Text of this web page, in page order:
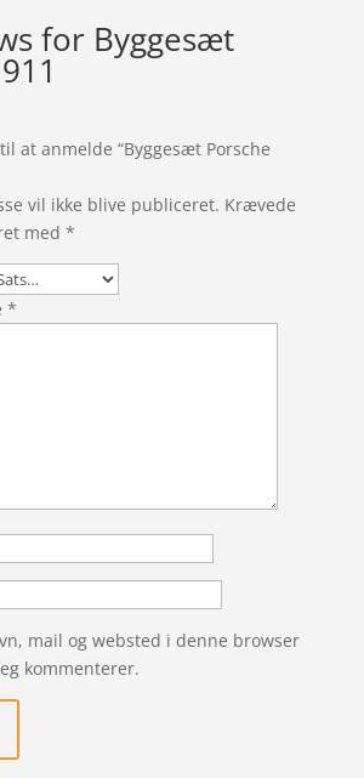
for Byggesæt
at anmelde “Byggesæt Porsche
vil ikke blive publiceret. Krævede
med *
*
mail og websted i denne browser
kommenterer.